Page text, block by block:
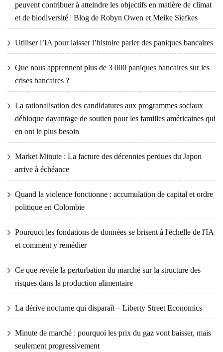
peuvent contribuer à atteindre les objectifs en matière de climat
et de biodiversité | Blog de Robyn Owen et Meike Siefkes
Utiliser l’IA pour laisser l’histoire parler des paniques bancaires
Que nous apprennent plus de 3 000 paniques bancaires sur les
crises bancaires ?
La rationalisation des candidatures aux programmes sociaux
débloque davantage de soutien pour les familles américaines qui
en ont le plus besoin
Market Minute : La facture des décennies perdues du Japon
arrive à échéance
Quand la violence fonctionne : accumulation de capital et ordre
politique en Colombie
Pourquoi les fondations de données se brisent à l'échelle de l'IA
et comment y remédier
Ce que révèle la perturbation du marché sur la structure des
risques dans la production alimentaire
La dérive nocturne qui disparaît – Liberty Street Economics
Minute de marché : pourquoi les prix du gaz vont baisser, mais
seulement progressivement